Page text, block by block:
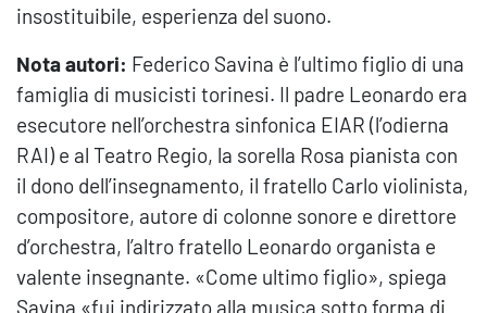
insostituibile, esperienza del suono.
Nota autori: Federico Savina è l’ultimo figlio di una
famiglia di musicisti torinesi. Il padre Leonardo era
esecutore nell’orchestra sinfonica EIAR (l’odierna
RAI) e al Teatro Regio, la sorella Rosa pianista con
il dono dell’insegnamento, il fratello Carlo violinista,
compositore, autore di colonne sonore e direttore
d’orchestra, l’altro fratello Leonardo organista e
valente insegnante. «Come ultimo figlio», spiega
Savina «fui indirizzato alla musica sotto forma di